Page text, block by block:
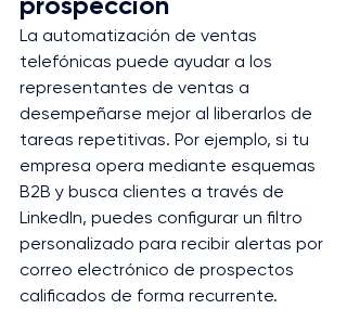
La automatización de ventas
telefónicas puede ayudar a los
representantes de ventas a
desempeñarse mejor al liberarlos de
tareas repetitivas. Por ejemplo, si tu
empresa opera mediante esquemas
B2B y busca clientes a través de
LinkedIn, puedes configurar un filtro
personalizado para recibir alertas por
correo electrónico de prospectos
calificados de forma recurrente.